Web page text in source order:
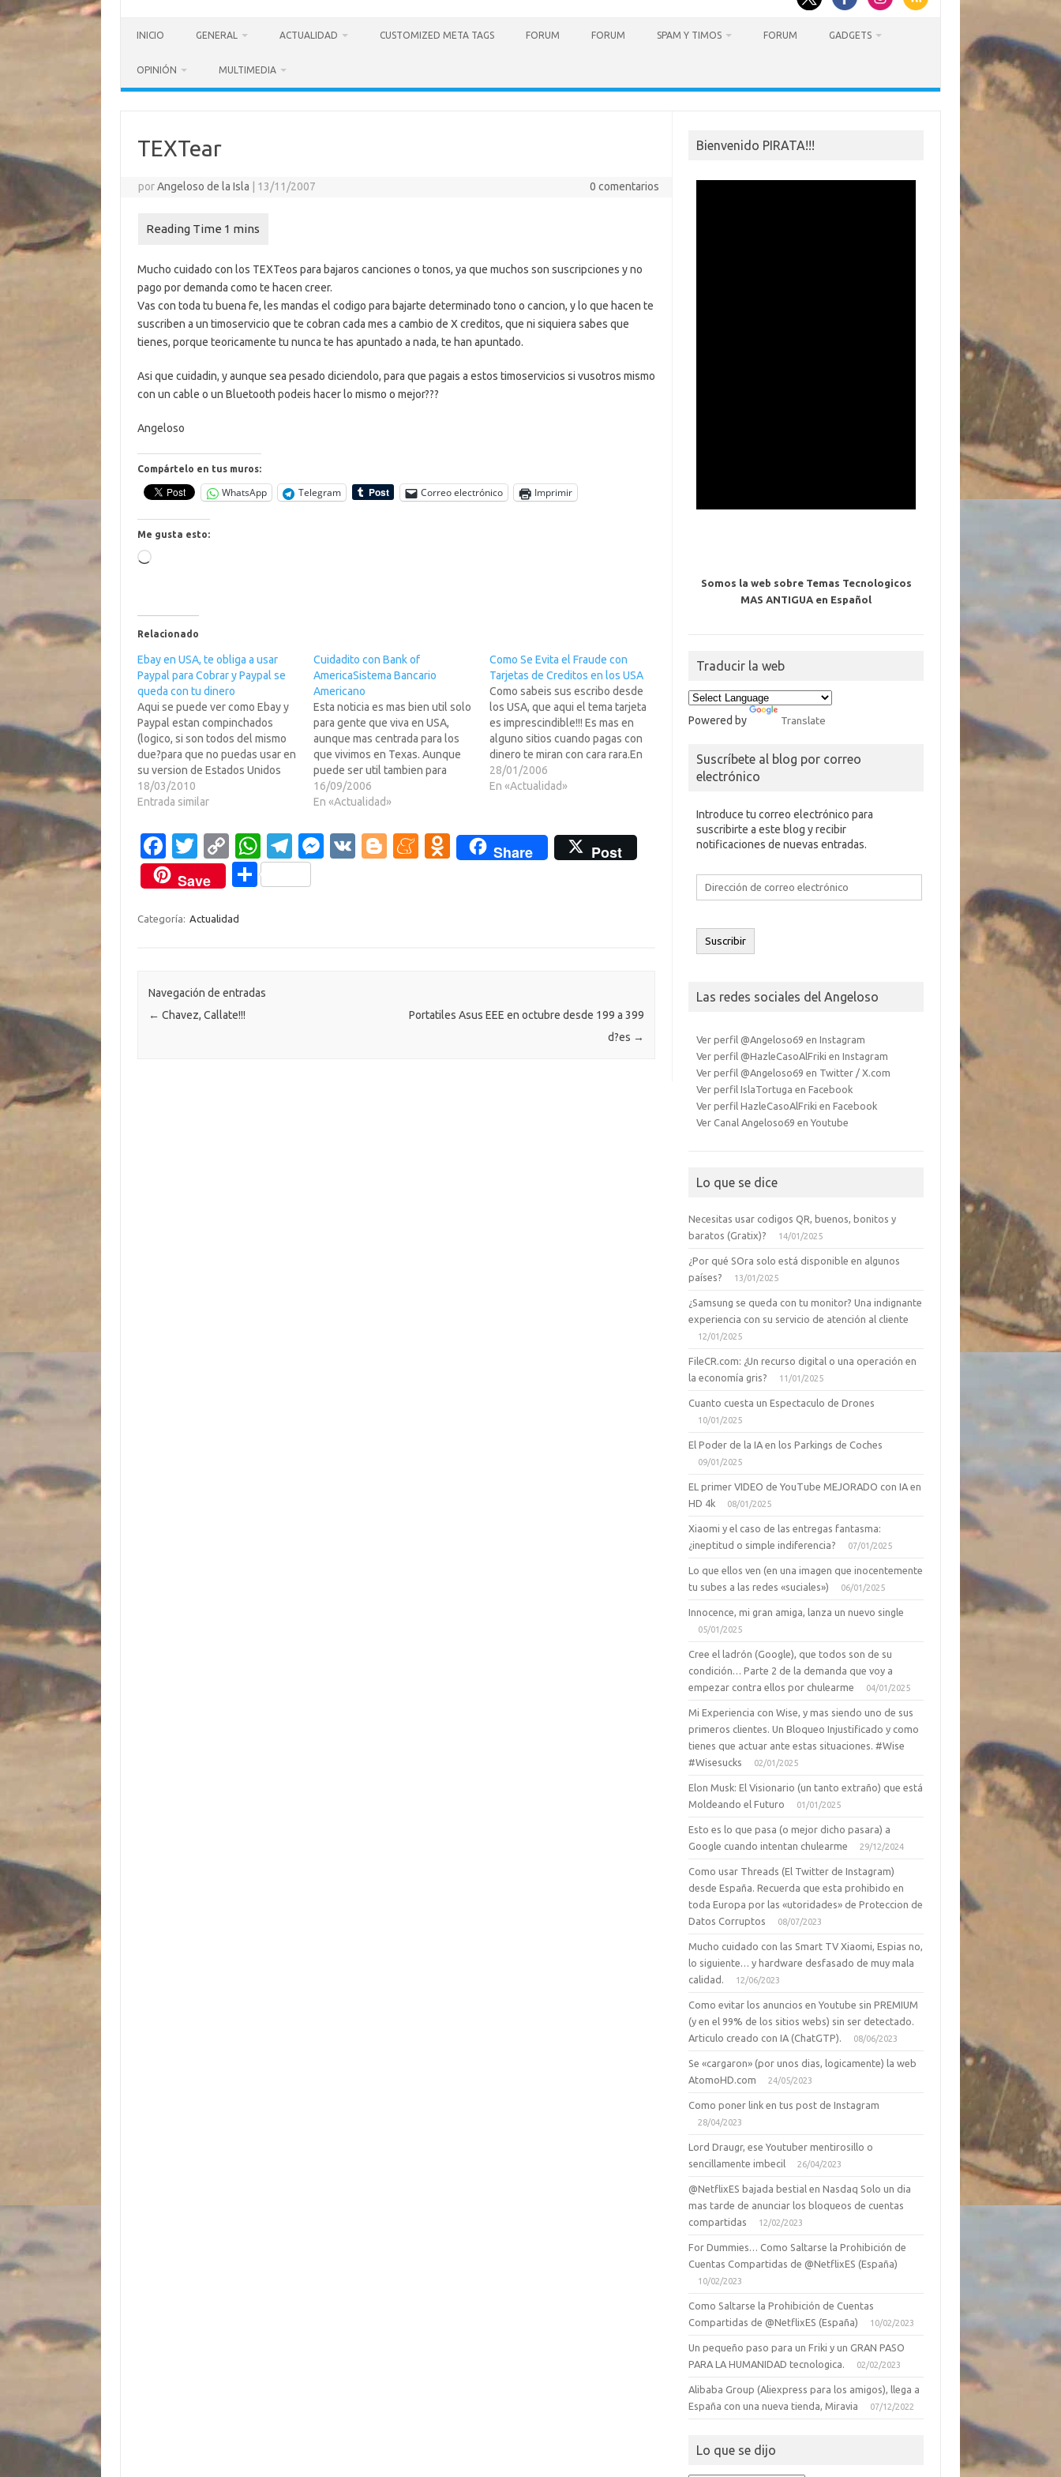
INICIO GENERAL ACTUALIDAD CUSTOMIZED META TAGS FORUM FORUM SPAM Y TIMOS FORUM GADGETS
OPINIÓN MULTIMEDIA
TEXTear
porAngeloso de la Isla 13/11/2007 0 comentarios
Mucho cuidado con los TEXTeos para bajaros canciones o tonos, ya que muchos son suscripciones y no
pago por demanda como te hacen creer.
Vas con toda tu buena fe, les mandas el codigo para bajarte determinado tono o cancion, y lo que hacen te
suscriben a un timoservicio que te cobran cada mes a cambio de X creditos, que ni siquiera sabes que
tienes, porque teoricamente tu nunca te has apuntado a nada, te han apuntado.
Asi que cuidadin, y aunque sea pesado diciendolo, para que pagais a estos timoservicios si vusotros mismo
con un cable o un Bluetooth podeis hacer lo mismo o mejor???
Angeloso
Compártelo en tus muros:
WhatsApp Telegram Correo electrónico Imprimir
Me gusta esto:
Cargando...
Relacionado
Ebay en USA, te obliga a usar
Paypal para Cobrar y Paypal se
queda con tu dinero
Aqui se puede ver como Ebay y
Paypal estan compinchados
(logico, si son todos del mismo
due?para que no puedas usar en
su version de Estados Unidos
otro sistema de cobro que no
sea Paypal. Como supongo les
tienen que poner opciones para
que no les…
18/03/2010
Entrada similar
Cuidadito con Bank of
AmericaSistema Bancario
Americano
Esta noticia es mas bien util solo
para gente que viva en USA,
aunque mas centrada para los
que vivimos en Texas. Aunque
puede ser util tambien para
otros paises que estan
implementando el sistema
NO COBRAN POR TENER LA
CUENTA ABIERTA, POR
16/09/2006
En «Actualidad»
Como Se Evita el Fraude con
Tarjetas de Creditos en los USA
Como sabeis sus escribo desde
los USA, que aqui el tema tarjeta
es imprescindible!!! Es mas en
alguno sitios cuando pagas con
dinero te miran con cara rara.En
alguno foros Eh!pa?s he leido
ciertas inquietudes a la hora de
por Internet.Estas son…
28/01/2006
En «Actualidad»
Fa
c
e
b
k
T
w
it
te
C
o
p
y
k
W
h
at
p
T
el
e
M
V
Bl
M O
ik
Share
Post
Save
C
ti
Categoría: Actualidad
Navegación de entradas
← Chavez, Callate!!!
Portatiles Asus EEE en octubre desde 199 a 399
d?es →
Bienvenido PIRATA!!!
Somos la web sobre Temas Tecnologicos
MAS ANTIGUA en Español
Traducir la web
Powered by Translate
Suscríbete al blog por correo
electrónico
Introduce tu correo electrónico para
suscribirte a este blog y recibir
notificaciones de nuevas entradas.
Dirección
electrónico
Suscribir
Las redes sociales del Angeloso
Ver perfil @Angeloso69 en Instagram
Ver perfil @HazleCasoAlFriki en Instagram
Ver perfil @Angeloso69 en Twitter / X.com
Ver perfil IslaTortuga en Facebook
Ver perfil HazleCasoAlFriki en Facebook
Ver Canal Angeloso69 en Youtube
Lo que se dice
Necesitas usar codigos QR, buenos, bonitos y
baratos (Gratix)?
14/01/2025
¿Por qué SOra solo está disponible en algunos
países?
13/01/2025
¿Samsung se queda con tu monitor? Una indignante
experiencia con su servicio de atención al cliente
12/01/2025
FileCR.com: ¿Un recurso digital o una operación en
la economía gris?
11/01/2025
Cuanto cuesta un Espectaculo de Drones
10/01/2025
El Poder de la IA en los Parkings de Coches
09/01/2025
EL primer VIDEO de YouTube MEJORADO con IA en
HD 4k
08/01/2025
Xiaomi y el caso de las entregas fantasma:
¿ineptitud o simple indiferencia?
07/01/2025
Lo que ellos ven (en una imagen que inocentemente
tu subes a las redes «suciales»)
06/01/2025
Innocence, mi gran amiga, lanza un nuevo single
05/01/2025
Cree el ladrón (Google), que todos son de su
condición… Parte 2 de la demanda que voy a
empezar contra ellos por chulearme
04/01/2025
Mi Experiencia con Wise, y mas siendo uno de sus
primeros clientes. Un Bloqueo Injustificado y como
tienes que actuar ante estas situaciones. #Wise
#Wisesucks
02/01/2025
Elon Musk: El Visionario (un tanto extraño) que está
Moldeando el Futuro
01/01/2025
Esto es lo que pasa (o mejor dicho pasara) a
Google cuando intentan chulearme
29/12/2024
Como usar Threads (El Twitter de Instagram)
desde España. Recuerda que esta prohibido en
toda Europa por las «utoridades» de Proteccion de
Datos Corruptos
08/07/2023
Mucho cuidado con las Smart TV Xiaomi, Espias no,
lo siguiente… y hardware desfasado de muy mala
calidad.
12/06/2023
Como evitar los anuncios en Youtube sin PREMIUM
(y en el 99% de los sitios webs) sin ser detectado.
Articulo creado con IA (ChatGTP).
08/06/2023
Se «cargaron» (por unos dias, logicamente) la web
AtomoHD.com
24/05/2023
Como poner link en tus post de Instagram
28/04/2023
Lord Draugr, ese Youtuber mentirosillo o
sencillamente imbecil
26/04/2023
@NetflixES bajada bestial en Nasdaq Solo un dia
mas tarde de anunciar los bloqueos de cuentas
compartidas
12/02/2023
For Dummies… Como Saltarse la Prohibición de
Cuentas Compartidas de @NetflixES (España)
10/02/2023
Como Saltarse la Prohibición de Cuentas
Compartidas de @NetflixES (España)
10/02/2023
Un pequeño paso para un Friki y un GRAN PASO
PARA LA HUMANIDAD tecnologica.
02/02/2023
Alibaba Group (Aliexpress para los amigos), llega a
España con una nueva tienda, Miravia
07/12/2022
Lo que se dijo